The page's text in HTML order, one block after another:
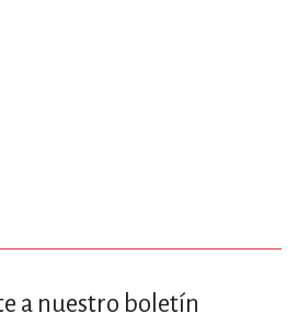
a nuestro boletín